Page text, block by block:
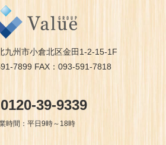
九州市小倉北区金田1-2-15-1F
7899 FAX：093-591-7818
0120-39-9339
時間：平日9時～18時